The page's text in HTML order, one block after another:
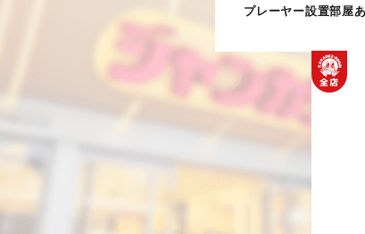
プレーヤー設置部屋